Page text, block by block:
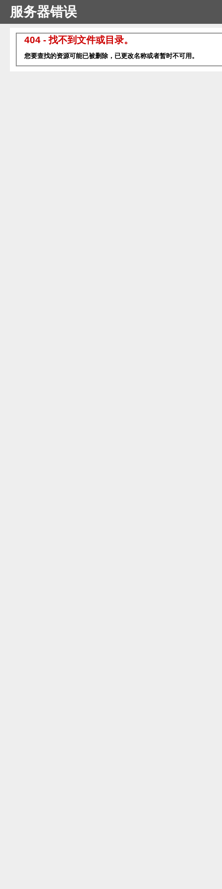
服务器错误
404 - 找不到文件或目录。
您要查找的资源可能已被删除，已更改名称或者暂时不可用。